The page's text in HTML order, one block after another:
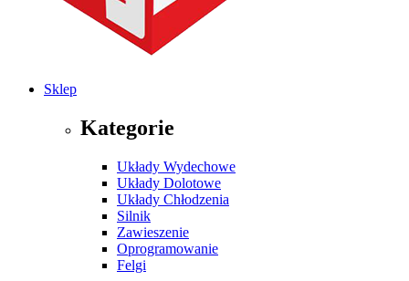
Sklep
Kategorie
Układy Wydechowe
Układy Dolotowe
Układy Chłodzenia
Silnik
Zawieszenie
Oprogramowanie
Felgi